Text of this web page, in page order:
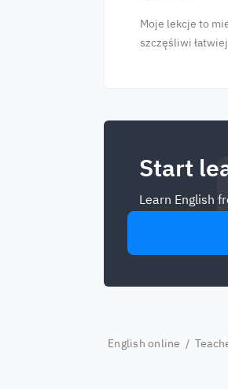
Moje lekcje to
szczęśliwi
Start
Learn English
English online /